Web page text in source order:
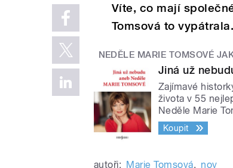
Víte, co mají
Tomsová to vypátrala.
NEDĚLE MARIE TOMSOVÉ
Jiná už
Zajímavé
života v 55
Neděle Marie
Koupit
autoři: Marie Tomsová, nov